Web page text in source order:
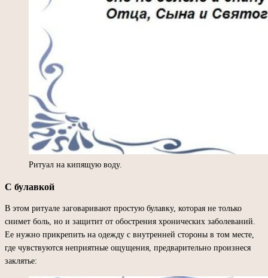
Ритуал на кипящую воду.
С булавкой
В этом ритуале заговаривают простую булавку, которая не только
снимет боль, но и защитит от обострения хронических заболеваний.
Ее нужно прикрепить на одежду с внутренней стороны в том месте,
где чувствуются неприятные ощущения, предварительно произнеся
заклятье: